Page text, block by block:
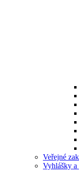
Veřejné
Vyhlášky a